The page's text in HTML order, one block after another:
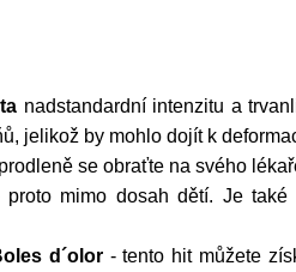
nadstandardní intenzitu a
jelikož by mohlo dojít k
se obraťte na svého
mimo dosah dětí. Je
d´olor- tento hit můžete